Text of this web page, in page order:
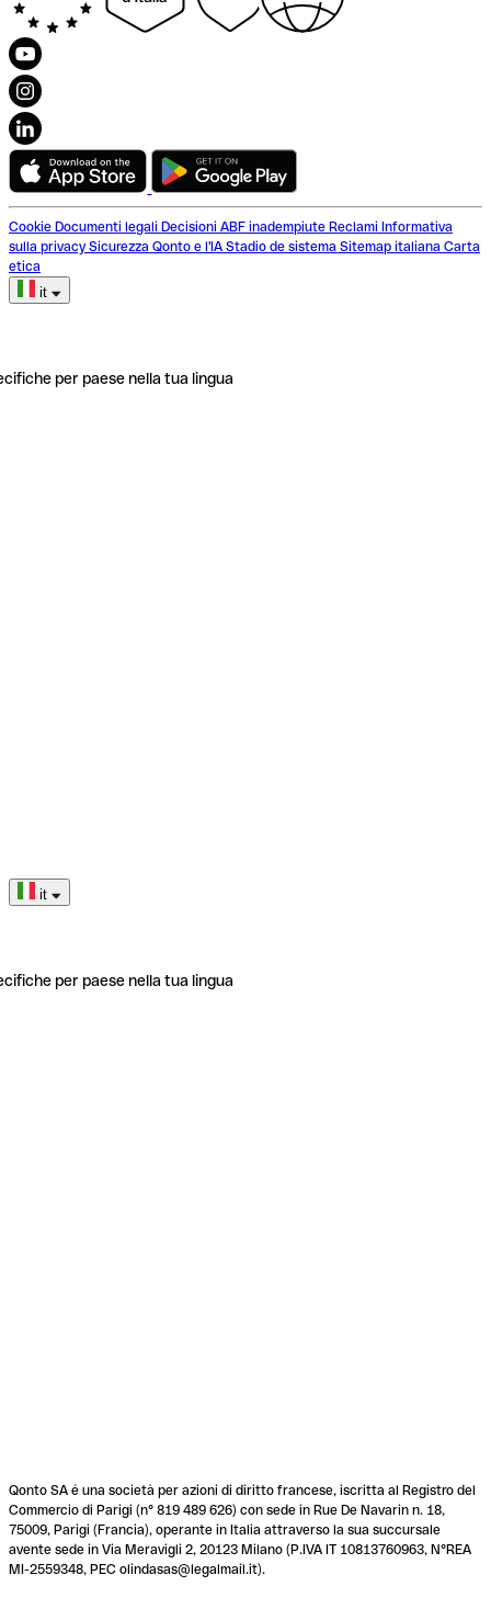
Cookie Documenti legali Decisioni ABF inadempiute Reclami Informativa
sulla privacy Sicurezza Qonto e l'IA Stadio de sistema Sitemap italiana Carta
etica
it
per paese nella tua lingua
it
per paese nella tua lingua
Qonto SA é una società per azioni di diritto francese, iscritta al Registro del
Commercio di Parigi (n° 819 489 626) con sede in Rue De Navarin n. 18,
75009, Parigi (Francia), operante in Italia attraverso la sua succursale
avente sede in Via Meravigli 2, 20123 Milano (P.IVA IT 10813760963, N°REA
MI-2559348, PEC olindasas@legalmail.it).